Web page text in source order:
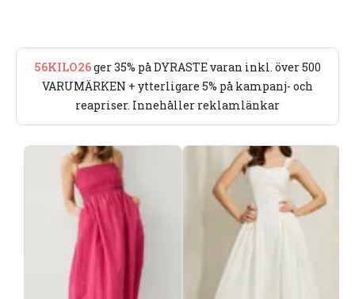
56KILO26ger 35% på DYRASTE varan inkl. över 500
VARUMÄRKEN + ytterligare 5% på kampanj- och
reapriser. Innehåller reklamlänkar